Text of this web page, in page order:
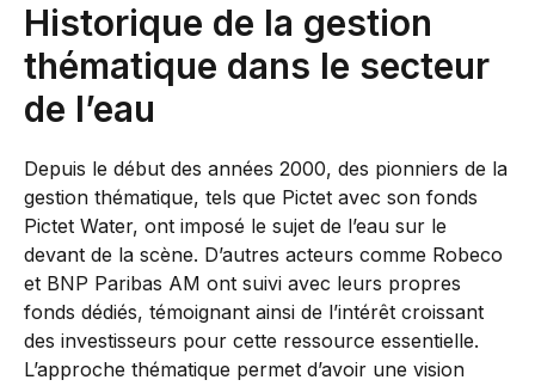
Historique de la gestion
thématique dans le secteur
de l’eau
Depuis le début des années 2000, des pionniers de la
gestion thématique, tels que Pictet avec son fonds
Pictet Water, ont imposé le sujet de l’eau sur le
devant de la scène. D’autres acteurs comme Robeco
et BNP Paribas AM ont suivi avec leurs propres
fonds dédiés, témoignant ainsi de l’intérêt croissant
des investisseurs pour cette ressource essentielle.
L’approche thématique permet d’avoir une vision